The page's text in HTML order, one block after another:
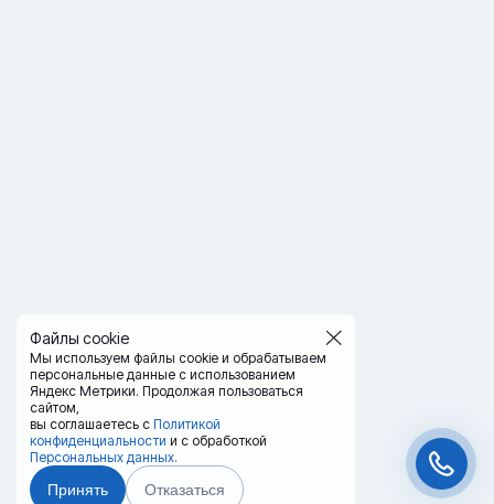
Файлы cookie
Мы используем файлы cookie и обрабатываем
персональные данные с использованием
Яндекс Метрики. Продолжая пользоваться
сайтом,
вы соглашаетесь с Политикой
конфиденциальности и с обработкой
Персональных данных.
Принять Отказаться